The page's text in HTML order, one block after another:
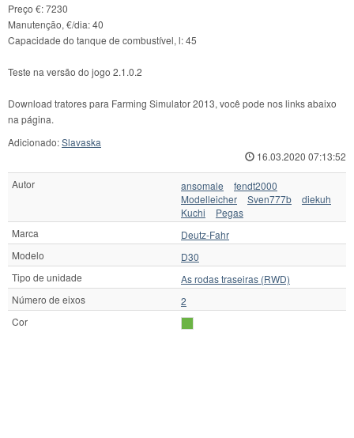
Preço €: 7230
Manutenção, €/dia: 40
Capacidade do tanque de combustível, l: 45
Teste na versão do jogo 2.1.0.2
Download tratores para Farming Simulator 2013, você pode nos links abaixo
na página.
Adicionado:Slavaska
16.03.2020 07:13:52
Autor ansomale
fendt2000
Modelleicher
Sven777b
diekuh
Kuchi
Pegas
Marca
Deutz-Fahr
Modelo
D30
Tipo de unidade
As rodas traseiras (RWD)
Número de eixos
2
Cor